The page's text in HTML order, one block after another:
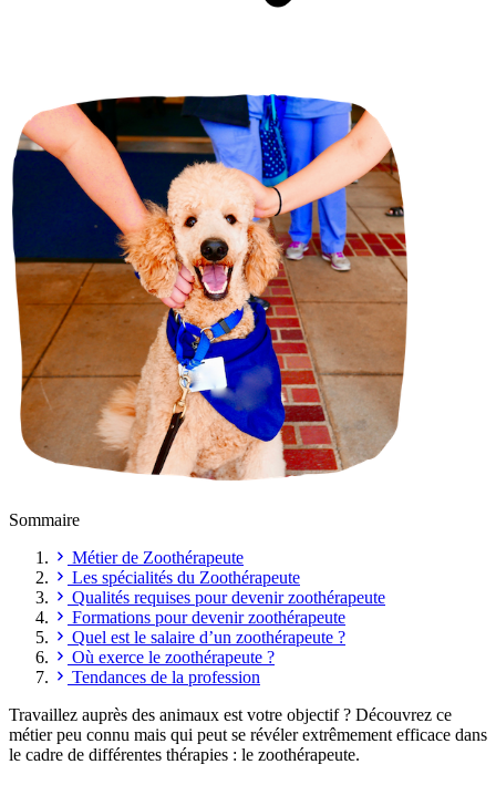
Sommaire
Métier de Zoothérapeute
Les spécialités du Zoothérapeute
Qualités requises pour devenir zoothérapeute
Formations pour devenir zoothérapeute
Quel est le salaire d’un zoothérapeute ?
Où exerce le zoothérapeute ?
Tendances de la profession
Travaillez auprès des animaux est votre objectif ? Découvrez ce
métier peu connu mais qui peut se révéler extrêmement efficace dans
le cadre de différentes thérapies : le zoothérapeute.